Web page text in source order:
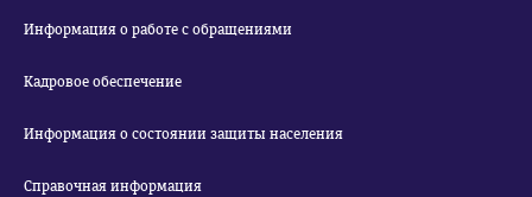
Информация о работе с обращениями
Кадровое обеспечение
Информация о состоянии защиты населения
Справочная информация